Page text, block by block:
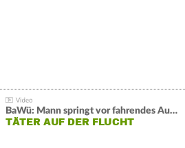
BaWü: Mann springt vor fahrendes Auto und schießt
TÄTER AUF DER FLUCHT